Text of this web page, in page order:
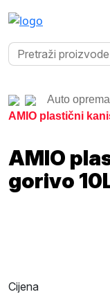
Auto oprema
AMIO plastični
AMIO
gorivo
Cijena